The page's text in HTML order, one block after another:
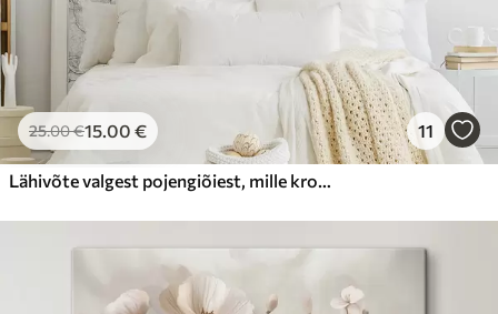
25.00€15.00 € 11
Lähivõte valgest pojengiõiest, mille kroonlehtedel on veepiisad, hägusel taustal